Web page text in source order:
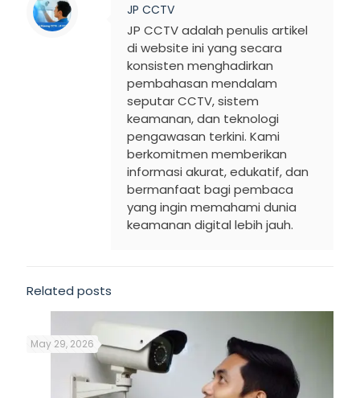
JP CCTV
JP CCTV adalah penulis artikel
di website ini yang secara
konsisten menghadirkan
pembahasan mendalam
seputar CCTV, sistem
keamanan, dan teknologi
pengawasan terkini. Kami
berkomitmen memberikan
informasi akurat, edukatif, dan
bermanfaat bagi pembaca
yang ingin memahami dunia
keamanan digital lebih jauh.
Related posts
May 29, 2026